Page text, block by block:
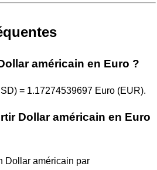
américain en Euro ?
= 1.17274539697 Euro (EUR).
Dollar américain en Euro
Dollar américain par